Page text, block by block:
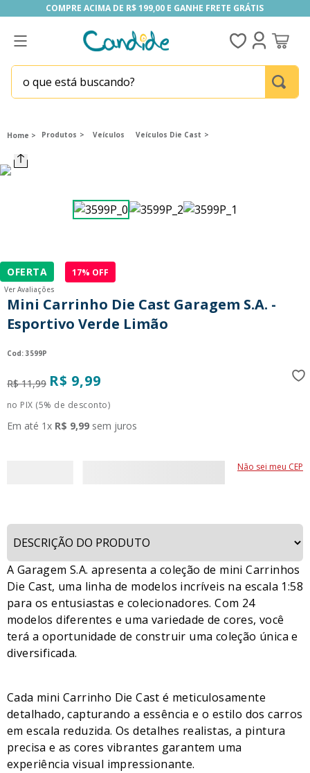
COMPRE ACIMA DE R$ 199,00 E GANHE FRETE GRÁTIS
COMPRE ACIMA DE R$ 199,00 E GANHE FRETE GRÁTIS
o que está buscando?
Produtos Veículos Veículos Die Cast
OFERTA 17% OFF
Ver Avaliações
Mini Carrinho Die Cast Garagem S.A. -
Esportivo Verde Limão
: 3599P
R$ 11,99 R$ 9,99
no PIX (5% de desconto)
Em até 1x R$ 9,99 sem juros
Não sei meu CEP
A Garagem S.A. apresenta a coleção de mini Carrinhos
Die Cast, uma linha de modelos incríveis na escala 1:58
para os entusiastas e colecionadores. Com 24
modelos diferentes e uma variedade de cores, você
terá a oportunidade de construir uma coleção única e
diversificada.
Cada mini Carrinho Die Cast é meticulosamente
detalhado, capturando a essência e o estilo dos carros
em escala reduzida. Os detalhes realistas, a pintura
precisa e as cores vibrantes garantem uma
experiência visual impressionante.
4º
funko
7º
8
funko pop
9º
guerreiras kpop